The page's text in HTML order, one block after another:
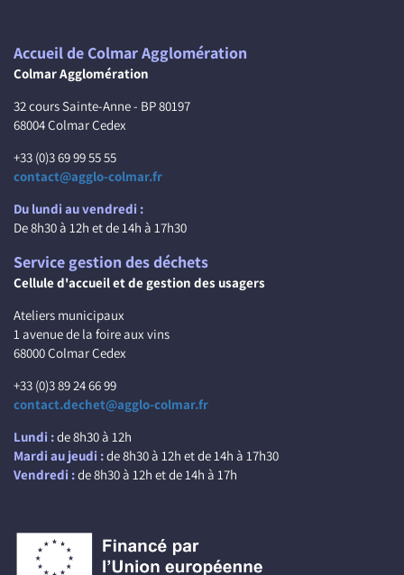
Accueil de Colmar Agglomération
Colmar Agglomération
32 cours Sainte-Anne - BP 80197
68004 Colmar Cedex
+33 (0)3 69 99 55 55
contact@agglo-colmar.fr
Du lundi au vendredi :
De 8h30 à 12h et de 14h à 17h30
Service gestion des déchets
Cellule d'accueil et de gestion des usagers
Ateliers municipaux
1 avenue de la foire aux vins
68000 Colmar Cedex
+33 (0)3 89 24 66 99
contact.dechet@agglo-colmar.fr
Lundi :de 8h30 à 12h
Mardi au jeudi :de 8h30 à 12h et de 14h à 17h30
Vendredi :de 8h30 à 12h et de 14h à 17h